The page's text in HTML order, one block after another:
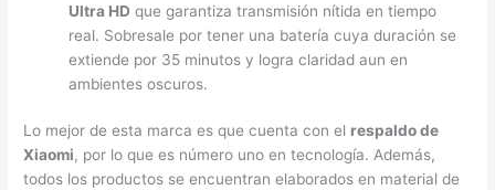
Ultra HD que garantiza transmisión nítida en tiempo
real. Sobresale por tener una batería cuya duración se
extiende por 35 minutos y logra claridad aun en
ambientes oscuros.
Lo mejor de esta marca es que cuenta con el respaldo de
Xiaomi, por lo que es número uno en tecnología. Además,
todos los productos se encuentran elaborados en material de